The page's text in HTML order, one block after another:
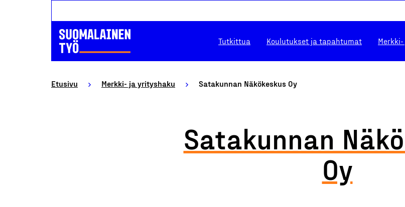
Tutkittua Koulutukset ja tapahtumat
Etusivu Merkki- ja yrityshaku Satakunnan Näkökeskus Oy
Satakunnan
Oy